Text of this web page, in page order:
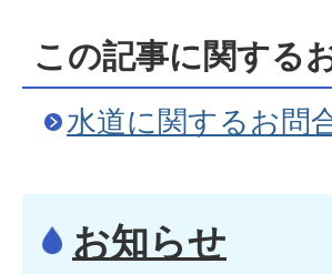
この記事に関する
水道に関するお問
お知らせ